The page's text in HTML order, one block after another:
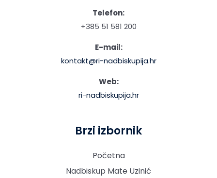
Telefon:
+385 51 581 200
E-mail:
kontakt@ri-nadbiskupija.hr
Web:
ri-nadbiskupija.hr
Brzi izbornik
Početna
Nadbiskup Mate Uzinić